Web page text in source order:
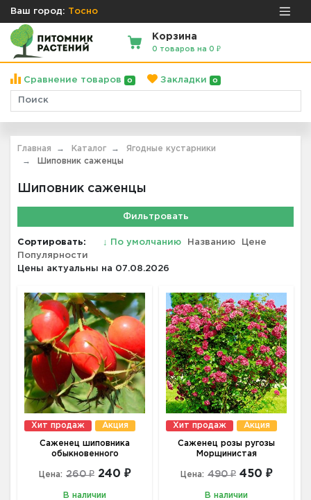
Ваш город: Тосно
Корзина
0 товаров на 0 ₽
Сравнение товаров 0 Закладки 0
Главная Каталог
Ягодные кустарники
Шиповник саженцы
Шиповник саженцы
Фильтровать
Сортировать: ↓ По умолчанию Названию
Цене
Популярности
Цены актуальны на 07.08.2026
Хит продаж Акция
Саженец шиповника
обыкновенного
Цена: 260 ₽ 240 ₽
В наличии
Хит продаж Акция
Саженец розы ругозы
Морщинистая
Цена: 490 ₽ 450 ₽
В наличии